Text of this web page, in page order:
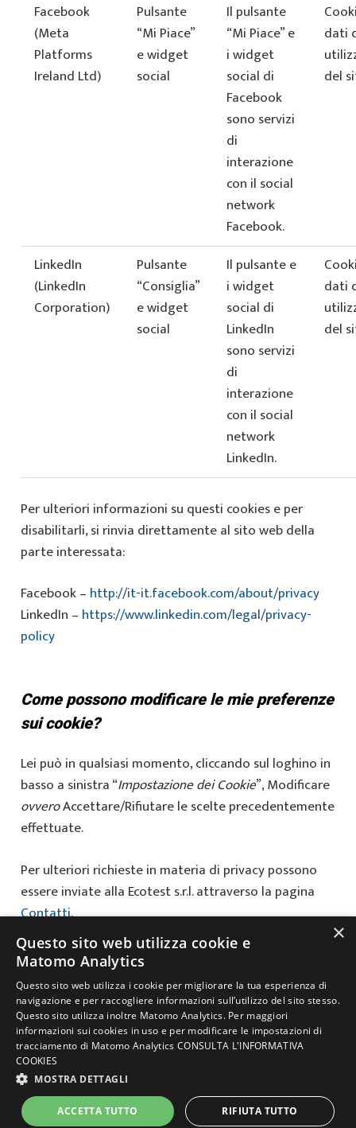
Facebook
(Meta
Platforms
Ireland Ltd)
Pulsante
“Mi Piace”
e widget
social
Il pulsante
“Mi Piace” e
i widget
social di
Facebook
sono servizi
di
interazione
con il social
network
Facebook.
dati
del
LinkedIn
(LinkedIn
Corporation)
Pulsante
“Consiglia”
e widget
social
Il pulsante e
i widget
social di
LinkedIn
sono servizi
di
interazione
con il social
network
LinkedIn.
dati
del
Per ulteriori informazioni su questi cookies e per
disabilitarli, si rinvia direttamente al sito web della
parte interessata:
Facebook – http://it-it.facebook.com/about/privacy
LinkedIn – https://www.linkedin.com/legal/privacy-
policy
Come possono modificare le mie preferenze
sui cookie?
Lei può in qualsiasi momento, cliccando sul loghino in
basso a sinistra “Impostazione dei Cookie”, Modificare
ovveroAccettare/Rifiutare le scelte precedentemente
effettuate.
Per ulteriori richieste in materia di privacy possono
essere inviate alla Ecotest s.r.l. attraverso la pagina
Contatti.
Data ultimo aggiornamento 01.01.2023
© 2021 Copyright ECOTEST s.r.l. – Tutti i diritti riservati |Privacy Policy
|Cookies Policy|Lavora con noi
SEDE LEGALE E OPERATIVA: Piazza Adelaide Lonigo, 8/C – 35030
P.Iva: 01436370280 – info@ecotest.it –
amministrazione@pec.ecotest.it – REA PD-242680
Powered by neroavorio
×
Questo sito web utilizza cookie e
Matomo Analytics
Questo sito web utilizza i cookie per migliorare la tua esperienza di
navigazione e per raccogliere informazioni sull’utilizzo del sito stesso.
Questo sito utilizza inoltre Matomo Analytics. Per maggiori
informazioni sui cookies in uso e per modificare le impostazioni di
tracciamento di Matomo Analytics CONSULTA L'INFORMATIVA
COOKIES
MOSTRA DETTAGLI
ACCETTA TUTTO RIFIUTA TUTTO